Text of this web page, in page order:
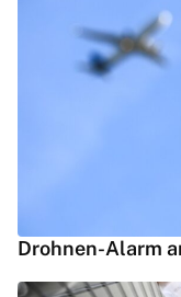
Drohnen-Alarm